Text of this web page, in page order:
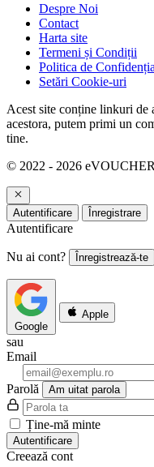
Despre Noi
Contact
Harta site
Termeni și Condiții
Politica de
Setări Cookie-uri
Acest site conține linkuri
acestora, putem primi un
tine.
© 2022 - 2026
Autentificare Înregistrare
Autentificare
Nu ai cont? Înregistrează-te
Google
Apple
sau
Email
Parolă Am uitat parola
Ține-mă minte
Autentificare
Creează cont